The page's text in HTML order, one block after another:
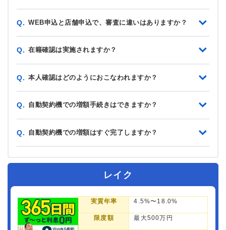
Q. WEB申込と店舗申込で、審査に違いはありますか？
Q. 在籍確認は実施されますか？
Q. 本人確認はどのようにおこなわれますか？
Q. 自動契約機での増額手続きはできますか？
Q. 自動契約機での増額はすぐ完了しますか？
レイク
実質年率 4.5%〜18.0%
限度額 最大500万円